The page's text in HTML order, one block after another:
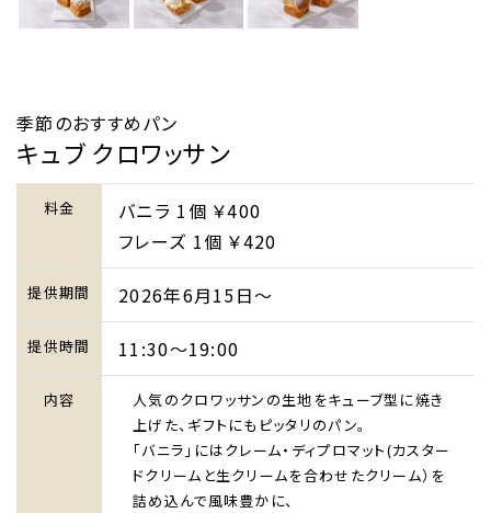
季節のおすすめパン
キュブ クロワッサン
料金
バニラ 1個 ￥400
フレーズ 1個 ￥420
提供期間 2026年6月15日～
提供時間 11:30～19:00
内容
人気のクロワッサンの生地をキューブ型に焼き
上げた、ギフトにもピッタリのパン。
「バニラ」にはクレーム・ディプロマット(カスター
ドクリームと生クリームを合わせたクリーム）を
詰め込んで風味豊かに、